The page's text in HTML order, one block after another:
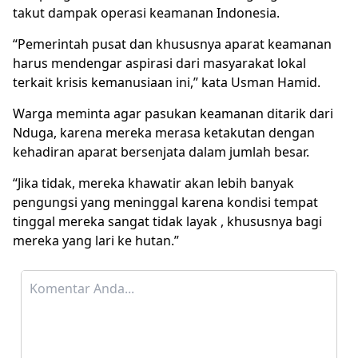
takut dampak operasi keamanan Indonesia.
“Pemerintah pusat dan khususnya aparat keamanan
harus mendengar aspirasi dari masyarakat lokal
terkait krisis kemanusiaan ini,” kata Usman Hamid.
Warga meminta agar pasukan keamanan ditarik dari
Nduga, karena mereka merasa ketakutan dengan
kehadiran aparat bersenjata dalam jumlah besar.
“Jika tidak, mereka khawatir akan lebih banyak
pengungsi yang meninggal karena kondisi tempat
tinggal mereka sangat tidak layak , khususnya bagi
mereka yang lari ke hutan.”